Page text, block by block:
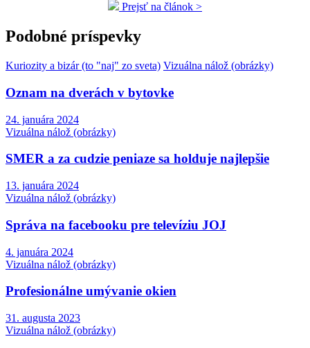
Prejsť na článok >
Podobné príspevky
Kuriozity a bizár (to "naj" zo sveta) Vizuálna nálož (obrázky)
Oznam na dverách v bytovke
24. januára 2024
Vizuálna nálož (obrázky)
SMER a za cudzie peniaze sa holduje najlepšie
13. januára 2024
Vizuálna nálož (obrázky)
Správa na facebooku pre televíziu JOJ
4. januára 2024
Vizuálna nálož (obrázky)
Profesionálne umývanie okien
31. augusta 2023
Vizuálna nálož (obrázky)